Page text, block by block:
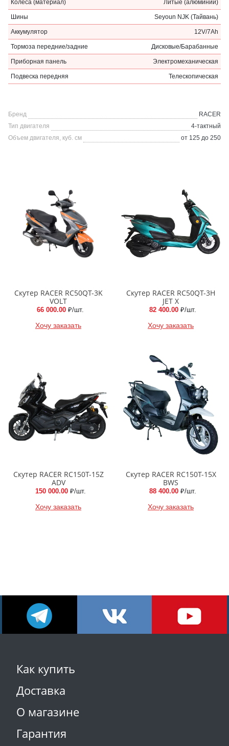
Колеса (материал) Литые (алюминий)
Шины Seyoun NJK (Тайвань)
Аккумулятор 12V/7Ah
Тормоза передние/задние Дисковые/Барабанные
Приборная панель Электромеханическая
Подвеска передняя Телескопическая
Бренд
RACER
Тип двигателя
4-тактный
Объем двигателя, куб. см
от 125 до 250
Скутер RACER RC50QT-3K
VOLT
66 000.00 ₽/шт.
Хочу заказать
Скутер RACER RC50QT-3H
JET X
82 400.00 ₽/шт.
Хочу заказать
Скутер RACER RC150T-15Z
ADV
150 000.00 ₽/шт.
Хочу заказать
Скутер RACER RC150T-15X
BWS
88 400.00 ₽/шт.
Хочу заказать
Как купить
Доставка
О магазине
Гарантия